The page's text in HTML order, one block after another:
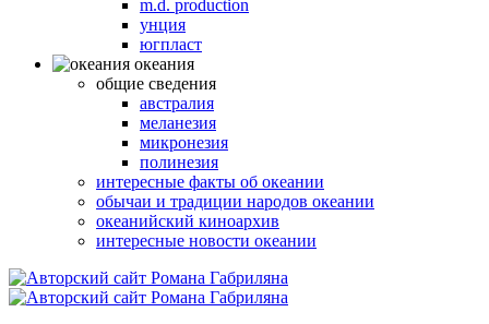
m.d. production
унция
югпласт
океания
общие сведения
австралия
меланезия
микронезия
полинезия
интересные факты об океании
обычаи и традиции народов океании
океанийский киноархив
интересные новости океании